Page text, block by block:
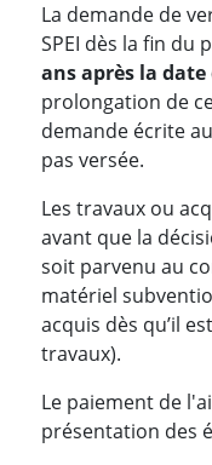
La demande de
SPEI dès la fin du
ans après la date
prolongation de
demande écrite
pas versée.
Les travaux ou
avant que la
soit parvenu au
matériel
acquis dès qu’il
travaux).
Le paiement de
présentation des